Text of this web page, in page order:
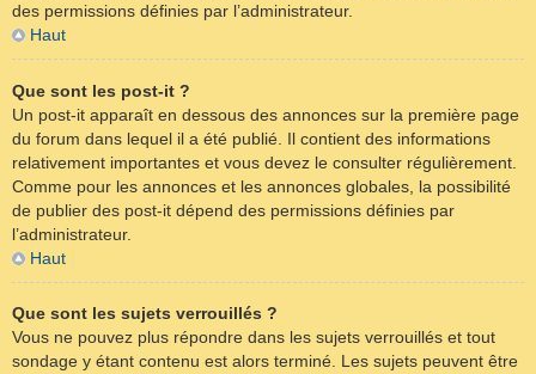
des permissions définies par l’administrateur.
Haut
Que sont les post-it ?
Un post-it apparaît en dessous des annonces sur la première page
du forum dans lequel il a été publié. Il contient des informations
relativement importantes et vous devez le consulter régulièrement.
Comme pour les annonces et les annonces globales, la possibilité
de publier des post-it dépend des permissions définies par
l’administrateur.
Haut
Que sont les sujets verrouillés ?
Vous ne pouvez plus répondre dans les sujets verrouillés et tout
sondage y étant contenu est alors terminé. Les sujets peuvent être